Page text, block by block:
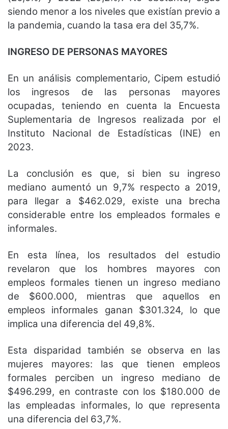
siendo menor a los niveles que existían previo a
la pandemia, cuando la tasa era del 35,7%.
INGRESO DE PERSONAS MAYORES
En un análisis complementario, Cipem estudió
los ingresos de las personas mayores
ocupadas, teniendo en cuenta la Encuesta
Suplementaria de Ingresos realizada por el
Instituto Nacional de Estadísticas (INE) en
2023.
La conclusión es que, si bien su ingreso
mediano aumentó un 9,7% respecto a 2019,
para llegar a $462.029, existe una brecha
considerable entre los empleados formales e
informales.
En esta línea, los resultados del estudio
revelaron que los hombres mayores con
empleos formales tienen un ingreso mediano
de $600.000, mientras que aquellos en
empleos informales ganan $301.324, lo que
implica una diferencia del 49,8%.
Esta disparidad también se observa en las
mujeres mayores: las que tienen empleos
formales perciben un ingreso mediano de
$496.299, en contraste con los $180.000 de
las empleadas informales, lo que representa
una diferencia del 63,7%.